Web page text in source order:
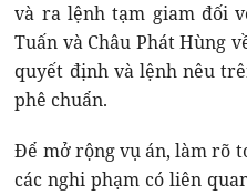
và ra lệnh tạm giam đối
Tuấn và Châu Phát Hùng
quyết định và lệnh nêu
phê chuẩn.
Để mở rộng vụ án, làm rõ
các nghi phạm có liên